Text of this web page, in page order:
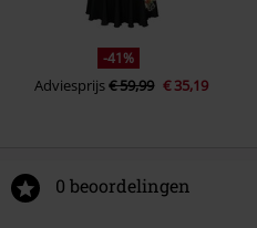
-41%
Adviesprijs€ 59,99 € 35,19
0 beoordelingen